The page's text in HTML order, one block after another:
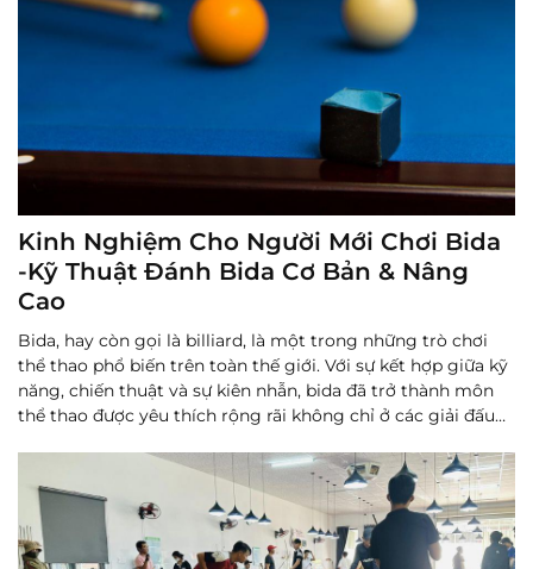
Kinh Nghiệm Cho Người Mới Chơi Bida
-Kỹ Thuật Đánh Bida Cơ Bản & Nâng
Cao
Bida, hay còn gọi là billiard, là một trong những trò chơi
thể thao phổ biến trên toàn thế giới. Với sự kết hợp giữa kỹ
năng, chiến thuật và sự kiên nhẫn, bida đã trở thành môn
thể thao được yêu thích rộng rãi không chỉ ở các giải đấu